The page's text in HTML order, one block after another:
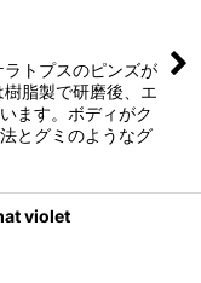
トプスのピンズが
脂製で研磨後、エ
ます。ボディがク
とグミのようなグ
violet